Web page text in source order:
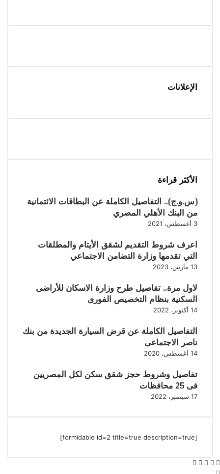
الإعلانات
الأكثر قراءة
(س.و.ج).. التفاصيل الكاملة عن البطاقات الائتمانية
من البنك الأهلي المصري
3 أغسطس، 2021
اعرف شروط التقديم لشقق الأيتام والمطلقات
التي تقدمها وزارة التضامن الاجتماعي
13 مارس، 2023
لاول مرة.. تفاصيل طرح وزارة الاسكان للأراضى
السكنية بنظام التخصيص الفورى
14 أكتوبر، 2022
التفاصيل الكاملة عن قرض السيارة الجديدة من بنك
ناصر الاجتماعى
14 أغسطس، 2020
تفاصيل وشروط حجز شقق سكن لكل المصريين
فى 25 محافظات
17 سبتمبر، 2022
[formidable id=2 title=true description=true]
فيسبوك
‫X واتساب
تيلقرام